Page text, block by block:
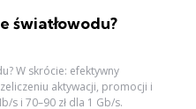
światłowodu?
W skrócie: efektywny
aktywacji, promocji i
s i 70–90 zł dla 1 Gb/s.